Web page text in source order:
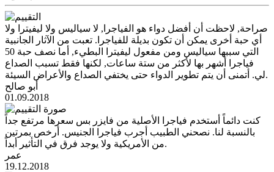
صراحة, لاحظت أن أفضل دواء هو الفياجرا, لا سياليس ولا ليفيترا ولا
أي حبة أخرى يمكن أن تكون بديلة للفياجرا. تعبت من الآثار الجانبية
التي سببها سياليس ومن مفعول ليفيترا البطيء, أما نصف حبة 50
فياجرا أشهر بها لأكثر من ستة ساعات, لكنها فقط تسبب الصداع
لي. أتمنى أن يتم تطوير الدواء حتى يختفي الصداع والأعراض السيئة.
أبو صالح
01.09.2018
كنت دائماً أستخدم فياجرا الأصلية من فايزر بس سعرها مرتفع جداً
بالنسبة لنا. نصحني الطبيب أجرب فياجرا الجنيس. أرخص بمرتين
من الأمريكية ولا يوجد فرق في التأثير أبداً.
عمر
19.12.2018